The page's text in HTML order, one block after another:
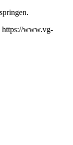
springen.
https://www.vg-